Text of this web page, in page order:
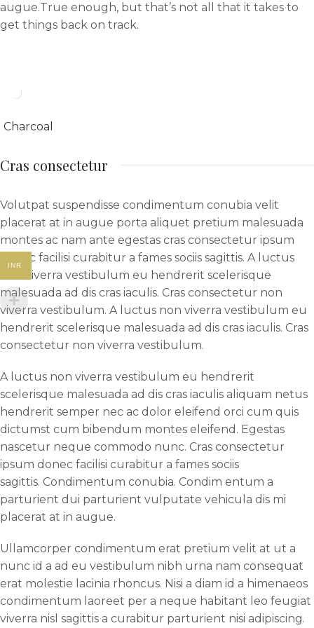
augue.True enough, but that’s not all that it takes to
get things back on track.
Charcoal
Cras consectetur
Volutpat suspendisse condimentum conubia velit
placerat at in augue porta aliquet pretium malesuada
montes ac nam ante egestas cras consectetur ipsum
donec facilisi curabitur a fames sociis sagittis. A luctus
non viverra vestibulum eu hendrerit scelerisque
malesuada ad dis cras iaculis. Cras consectetur non
viverra vestibulum. A luctus non viverra vestibulum eu
hendrerit scelerisque malesuada ad dis cras iaculis. Cras
consectetur non viverra vestibulum.
A luctus non viverra vestibulum eu hendrerit
scelerisque malesuada ad dis cras iaculis aliquam netus
hendrerit semper nec ac dolor eleifend orci cum quis
dictumst cum bibendum montes eleifend. Egestas
nascetur neque commodo nunc. Cras consectetur
ipsum donec facilisi curabitur a fames sociis
sagittis. Condimentum conubia. Condim entum a
parturient dui parturient vulputate vehicula dis mi
placerat at in augue.
Ullamcorper condimentum erat pretium velit at ut a
nunc id a ad eu vestibulum nibh urna nam consequat
erat molestie lacinia rhoncus. Nisi a diam id a himenaeos
condimentum laoreet per a neque habitant leo feugiat
viverra nisl sagittis a curabitur parturient nisi adipiscing.
INR